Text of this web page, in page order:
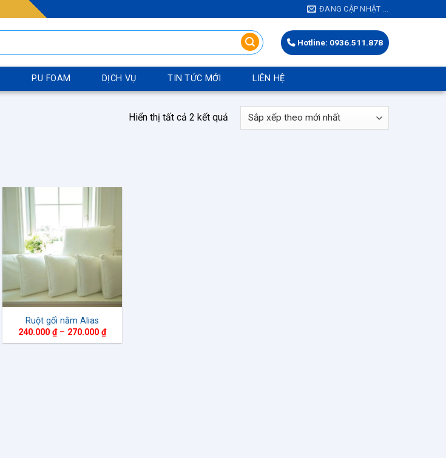
ĐANG CẬP NHẬT ...
Hotline: 0936.511.878
P.U FOAM DỊCH VỤ TIN TỨC MỚI LIÊN HỆ
Hiển thị tất cả 2 kết quả
sắp
Ruột gối nằm Alias
240.000₫ – 270.000₫Khoảng
giá: